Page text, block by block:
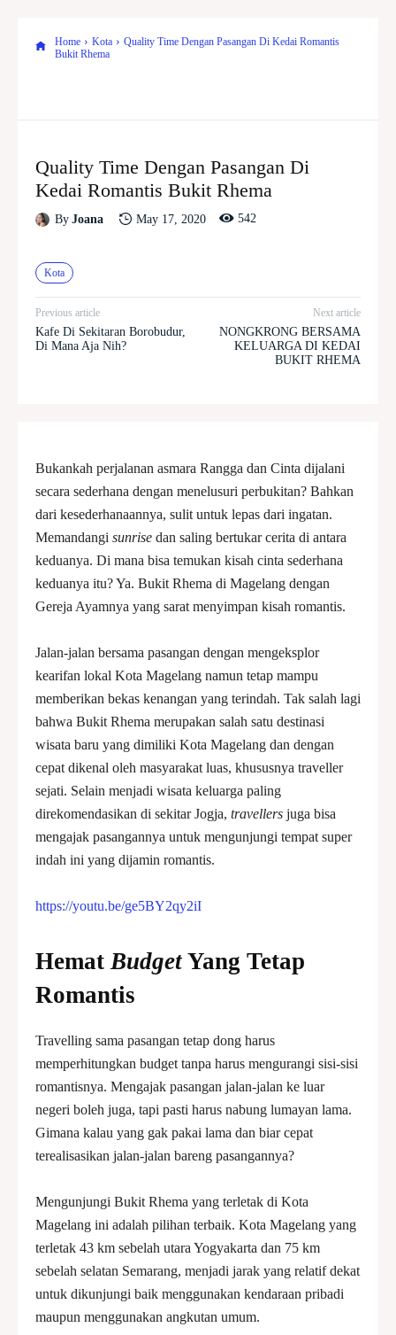
Home Kota
Quality Time Dengan Pasangan Di Kedai Romantis
Bukit Rhema
Quality Time Dengan Pasangan Di
Kedai Romantis Bukit Rhema
By Joana May 17, 2020 542
Kota
Previous article
Kafe Di Sekitaran Borobudur,
Di Mana Aja Nih?
Next article
NONGKRONG BERSAMA
KELUARGA DI KEDAI
BUKIT RHEMA
Bukankah perjalanan asmara Rangga dan Cinta dijalani
secara sederhana dengan menelusuri perbukitan? Bahkan
dari kesederhanaannya, sulit untuk lepas dari ingatan.
Memandangi sunrise dan saling bertukar cerita di antara
keduanya. Di mana bisa temukan kisah cinta sederhana
keduanya itu? Ya. Bukit Rhema di Magelang dengan
Gereja Ayamnya yang sarat menyimpan kisah romantis.
Jalan-jalan bersama pasangan dengan mengeksplor
kearifan lokal Kota Magelang namun tetap mampu
memberikan bekas kenangan yang terindah. Tak salah lagi
bahwa Bukit Rhema merupakan salah satu destinasi
wisata baru yang dimiliki Kota Magelang dan dengan
cepat dikenal oleh masyarakat luas, khususnya traveller
sejati. Selain menjadi wisata keluarga paling
direkomendasikan di sekitar Jogja, travellers juga bisa
mengajak pasangannya untuk mengunjungi tempat super
indah ini yang dijamin romantis.
https://youtu.be/ge5BY2qy2iI
HematBudget Yang Tetap
Romantis
Travelling sama pasangan tetap dong harus
memperhitungkan budget tanpa harus mengurangi sisi-sisi
romantisnya. Mengajak pasangan jalan-jalan ke luar
negeri boleh juga, tapi pasti harus nabung lumayan lama.
Gimana kalau yang gak pakai lama dan biar cepat
terealisasikan jalan-jalan bareng pasangannya?
Mengunjungi Bukit Rhema yang terletak di Kota
Magelang ini adalah pilihan terbaik. Kota Magelang yang
terletak 43 km sebelah utara Yogyakarta dan 75 km
sebelah selatan Semarang, menjadi jarak yang relatif dekat
untuk dikunjungi baik menggunakan kendaraan pribadi
maupun menggunakan angkutan umum.